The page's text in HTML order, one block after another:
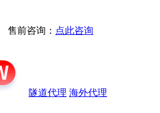
售前咨询： 点此咨询
隧道代理 海外代理